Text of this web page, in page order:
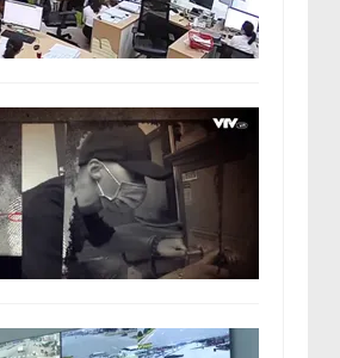
Podcast
EMagazine
Photo
Infographic
Góc ảnh
Công nghệ
Hitech Công nghệ tương lai